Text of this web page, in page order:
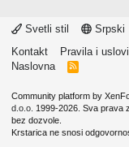
Svetli stil
Srpski
Kontakt
Pravila i
Naslovna
R
Community platform by
d.o.o. 1999-2026. Sva prava
bez dozvole.
Krstarica ne snosi